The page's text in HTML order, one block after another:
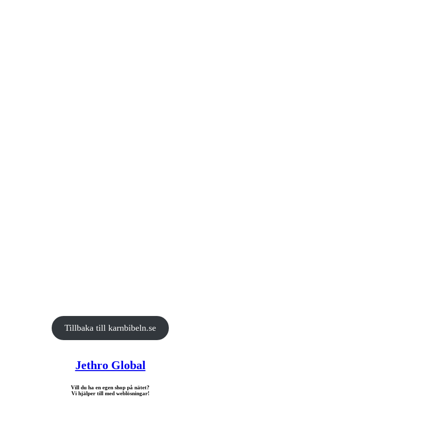
Tillbaka till karnbibeln.se
Jethro Global
Vill du ha en egen shop på nätet?
Vi hjälper till med weblösningar!